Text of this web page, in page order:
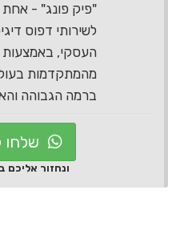
"פיק פונג" -
לשירותי דפוס
העסקי, באמצעות
מהמתקדמות
ברמה הגבוהה
שלחו
ונחזור